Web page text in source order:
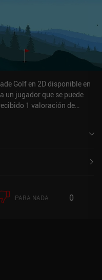
Golf en 2D disponible en
un jugador que se puede
1 valoración de
PARA NADA 0